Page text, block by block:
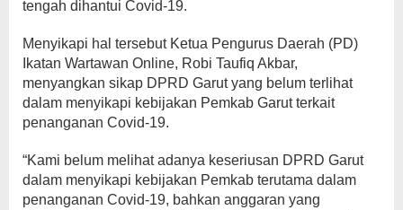
tengah dihantui Covid-19.
Menyikapi hal tersebut Ketua Pengurus Daerah (PD)
Ikatan Wartawan Online, Robi Taufiq Akbar,
menyangkan sikap DPRD Garut yang belum terlihat
dalam menyikapi kebijakan Pemkab Garut terkait
penanganan Covid-19.
“Kami belum melihat adanya keseriusan DPRD Garut
dalam menyikapi kebijakan Pemkab terutama dalam
penanganan Covid-19, bahkan anggaran yang